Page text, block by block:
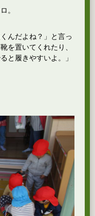
。
んだよね？」と言っ
を置いてくれたり、
と履きやすいよ。」